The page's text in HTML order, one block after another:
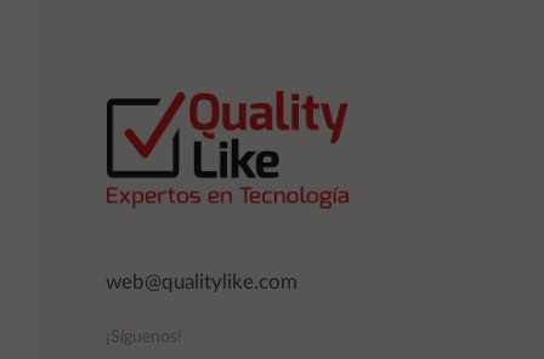
web@qualitylike.com
¡Síguenos!